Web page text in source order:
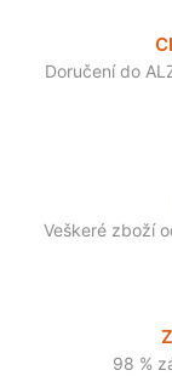
Doručení do
Veškeré zboží
98 %